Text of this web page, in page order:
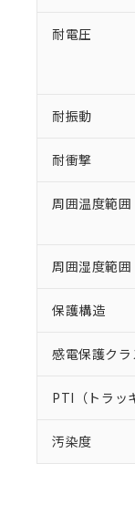
耐電圧
耐振動
耐衝撃
周囲温度範囲
周囲湿度範囲
保護構造
感電保護クラ
PTI（トラッ
汚染度